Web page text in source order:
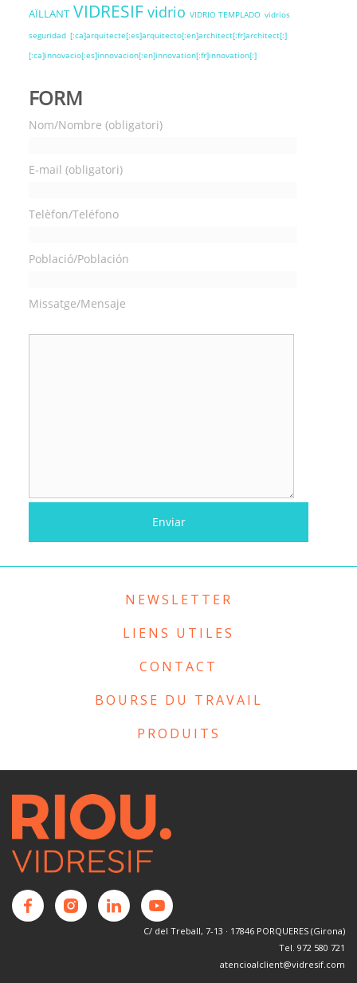
AÏLLANT VIDRESIF vidrio VIDRIO TEMPLADO vidrios
seguridad [:ca]arquitecte[:es]arquitecto[:en]architect[:fr]architect[:]
[:ca]innovacio[:es]innovacion[:en]innovation[:fr]innovation[:]
FORM
Nom/Nombre (obligatori)
E-mail (obligatori)
Telèfon/Teléfono
Població/Población
Missatge/Mensaje
NEWSLETTER
LIENS UTILES
CONTACT
BOURSE DU TRAVAIL
PRODUITS
C/ del Treball, 7-13 · 17846 PORQUERES (Girona)
Tel. 972 580 721
atencioalclient@vidresif.com